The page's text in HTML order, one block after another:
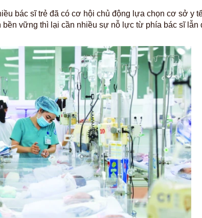
bác sĩ trẻ đã có cơ hội chủ động lựa chọn cơ sở y
vững thì lại cần nhiều sự nỗ lực từ phía bác sĩ lẫn